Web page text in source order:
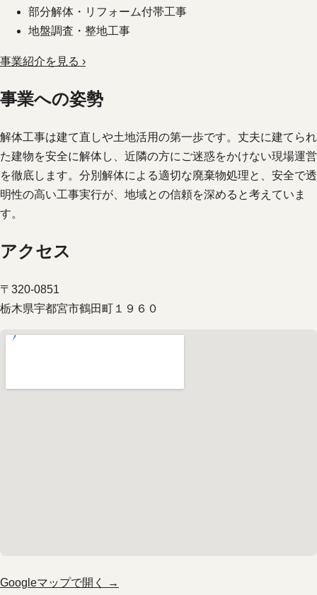
部分解体・リフォーム付帯工事
地盤調査・整地工事
事業紹介を見る ›
事業への姿勢
解体工事は建て直しや土地活用の第一歩です。丈夫に建てられ
た建物を安全に解体し、近隣の方にご迷惑をかけない現場運営
を徹底します。分別解体による適切な廃棄物処理と、安全で透
明性の高い工事実行が、地域との信頼を深めると考えていま
す。
アクセス
〒320-0851
栃木県宇都宮市鶴田町１９６０
Googleマップで開く →